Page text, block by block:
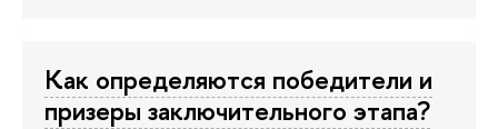
Как определяются победители и
призеры заключительного этапа?